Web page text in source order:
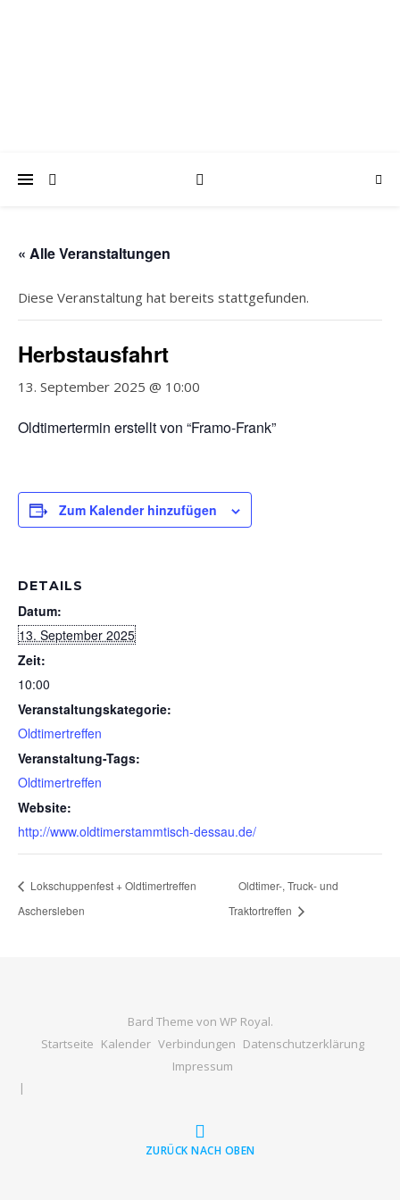
« Alle Veranstaltungen
Diese Veranstaltung hat bereits stattgefunden.
Herbstausfahrt
13. September 2025 @ 10:00
Oldtimertermin erstellt von “Framo-Frank”
Zum Kalender hinzufügen
DETAILS
Datum:
13. September 2025
Zeit:
10:00
Veranstaltungskategorie:
Oldtimertreffen
Veranstaltung-Tags:
Oldtimertreffen
Website:
http://www.oldtimerstammtisch-dessau.de/
Lokschuppenfest + Oldtimertreffen
Aschersleben
Oldtimer-, Truck- und
Traktortreffen
Bard Theme von WP Royal.
Startseite Kalender Verbindungen Datenschutzerklärung
Impressum
ZURÜCK NACH OBEN